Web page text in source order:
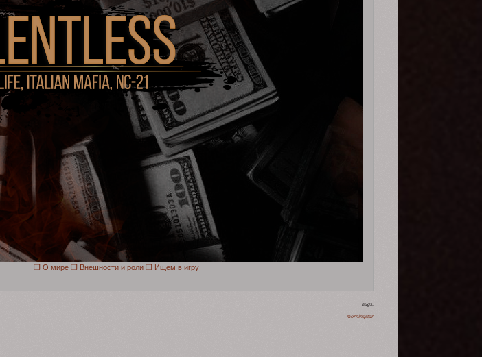
❒ О мире ❒ Внешности и роли ❒ Ищем в игру
hugs,
morningstar